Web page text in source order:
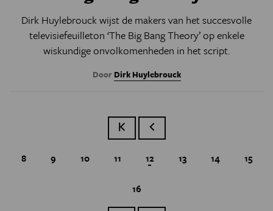
Dirk Huylebrouck wijst de makers van het succesvolle
televisiefeuilleton ‘The Big Bang Theory’ op enkele
wiskundige onvolkomenheden in het script.
Door Dirk Huylebrouck
Paginatie
Eerste paginaVorige pagina
Page
8 Page
9 Page
10 Page
11 Huidige pagina
12 Page
13 Page
14 Page
15
Page
16